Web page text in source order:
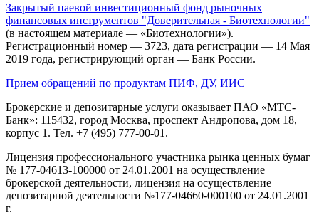
Закрытый паевой инвестиционный фонд рыночных
финансовых инструментов "Доверительная - Биотехнологии"
(в настоящем материале — «Биотехнологии»).
Регистрационный номер — 3723, дата регистрации — 14 Мая
2019 года, регистрирующий орган — Банк России.
Прием обращений по продуктам ПИФ, ДУ, ИИС
Брокерские и депозитарные услуги оказывает ПАО «МТС-
Банк»: 115432, город Москва, проспект Андропова, дом 18,
корпус 1. Тел. +7 (495) 777-00-01.
Лицензия профессионального участника рынка ценных бумаг
№ 177-04613-100000 от 24.01.2001 на осуществление
брокерской деятельности, лицензия на осуществление
депозитарной деятельности №177-04660-000100 от 24.01.2001
г.